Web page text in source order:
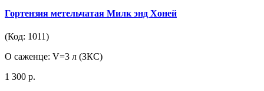
Гортензия метельчатая Милк энд Хоней
(Код: 1011)
О саженце: V=3 л (ЗКС)
1 300 р.